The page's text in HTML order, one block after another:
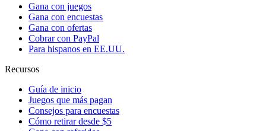
Gana con juegos
Gana con encuestas
Gana con ofertas
Cobrar con PayPal
Para hispanos en EE.UU.
Recursos
Guía de inicio
Juegos que más pagan
Consejos para encuestas
Cómo retirar desde $5